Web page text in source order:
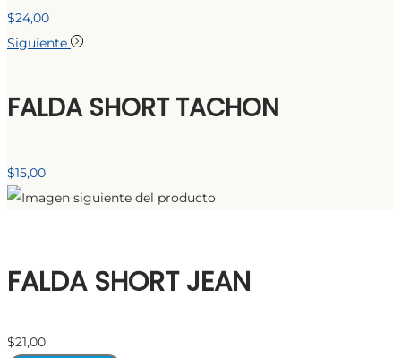
$24,00
Siguiente
FALDA SHORT TACHON
$15,00
FALDA SHORT JEAN
$21,00